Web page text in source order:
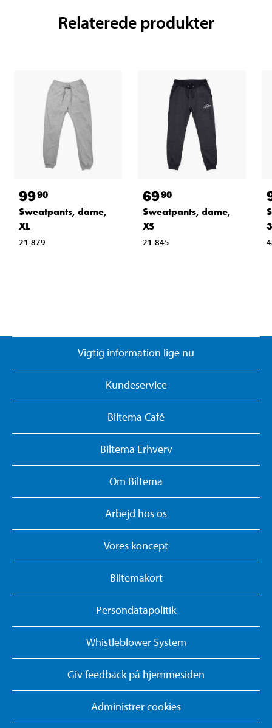
Relaterede produkter
9990
Sweatpants, dame,
XL
21-879
6990
Sweatpants, dame,
XS
21-845
Vigtig information lige nu
Kundeservice
Biltema Café
Biltema Erhverv
Om Biltema
Arbejd hos os
Vores koncept
Biltemakort
Persondatapolitik
Whistleblower System
Giv feedback på hjemmesiden
Administrer cookies